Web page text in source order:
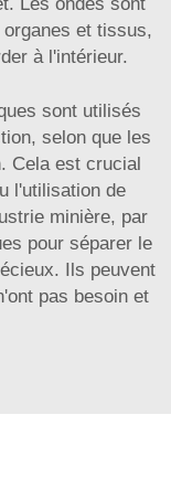
et tissus,
à l'intérieur.
sont utilisés
selon que les
Cela est crucial
l'utilisation de
minière, par
pour séparer le
Ils peuvent
pas besoin et